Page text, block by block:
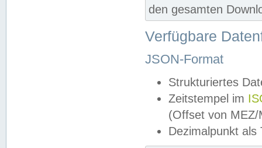
den gesamten
Verfügbare
JSON-Format
Strukturiertes
Zeitstempel im
(Offset von MEZ/
Dezimalpunkt als